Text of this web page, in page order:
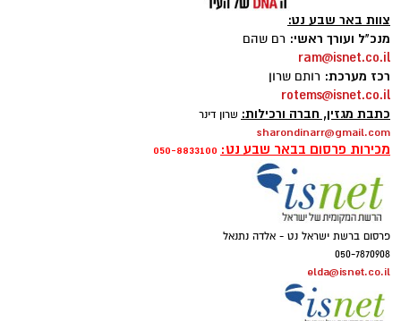
צוות באר שבע נט:
מנכ"ל ועורך ראשי: רם שהם
ram@isnet.co.il
רכז מערכת: רותם שרון
rotems@isnet.co.il
כתבת מגזין, חברה ורכילות: שרון דינר
sharondinarr@gmail.com
מכירות פרסום בבאר שבע נט: 050-8833100
פרסום ברשת ישראל נט - אלדה נתנאל
050-7870908
elda@isnet.co.il